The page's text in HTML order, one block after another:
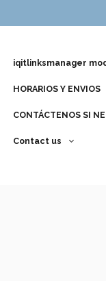
iqitlinksmanager
HORARIOS Y ENVIOS
CONTÁCTENOS SI
Contact us